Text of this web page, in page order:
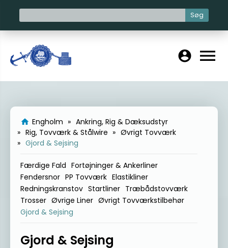
Søg
account_circle menu
home Engholm
Ankring, Rig & Dæksudstyr
Rig, Tovværk & Stålwire
Øvrigt Tovværk
Gjord & Sejsing
Færdige Fald Fortøjninger & Ankerliner
Fendersnor PP Tovværk Elastikliner
Redningskranstov Startliner Træbådstovværk
Trosser Øvrige Liner Øvrigt Tovværkstilbehør
Gjord & Sejsing
Gjord & Sejsing